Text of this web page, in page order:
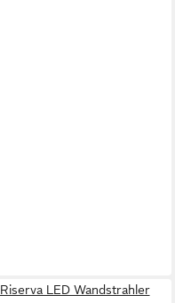
Riserva LED Wandstrahler